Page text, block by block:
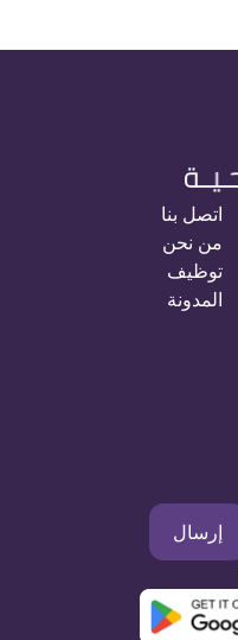
اتصل بنا
من نحن
توظيف
المدونة
إرسال